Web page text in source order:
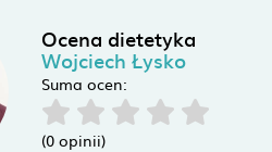
Ocena dietetyka
Wojciech Łysko
Suma ocen:
(0 opinii)